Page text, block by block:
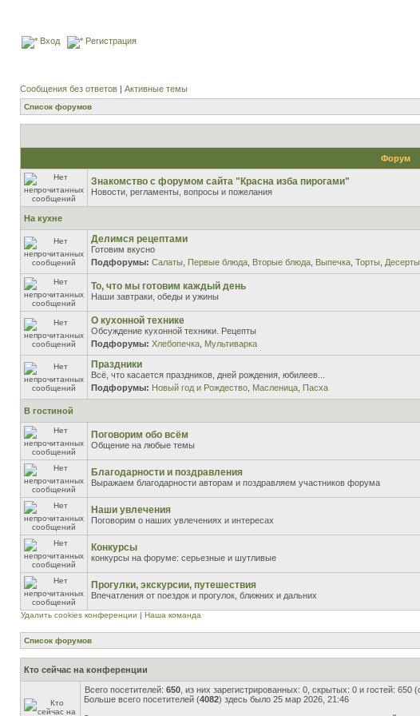
Вход Регистрация
Сообщения без ответов | Активные темы
Список форумов
Форум
Знакомство с форумом сайта "Красна изба пирогами"
Новости, регламенты, вопросы и пожелания
На кухне
Делимся рецептами
Готовим вкусно
Подфорумы: Салаты Первые блюда Вторые блюда Выпечка Торты
То, что мы готовим каждый день
Наши завтраки, обеды и ужины
О кухонной технике
Обсуждение кухонной техники. Рецепты
Подфорумы: Хлебопечка Мультиварка
Праздники
Всё, что касается праздников, дней рождения, юбилеев...
Подфорумы: Новый год и Рождество Масленица Пасха
В гостиной
Поговорим обо всём
Общение на любые темы
Благодарности и поздравления
Выражаем благодарности авторам и поздравляем участников форума
Наши увлечения
Поговорим о наших увлечениях и интересах
Конкурсы
конкурсы на форуме: серьезные и шутливые
Прогулки, экскурсии, путешествия
Впечатления от поездок и прогулок, ближних и дальних
Удалить cookies конференции | Наша команда
Список форумов
Кто сейчас на конференции
Всего посетителей: 650 , из них зарегистрированных: 0, скрытых: 0 и гостей:
Больше всего посетителей (4082) здесь было 25 мар 2026, 21:46